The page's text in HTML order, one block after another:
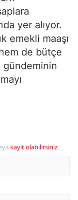
yer alıyor.
emekli maaşı
de bütçe
gündeminin
kayıt olabilirsiniz.